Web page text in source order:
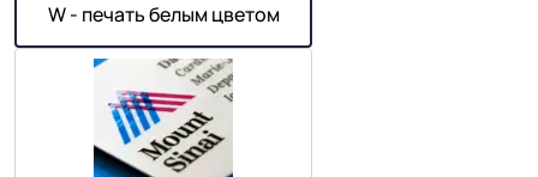
W - печать белым цветом